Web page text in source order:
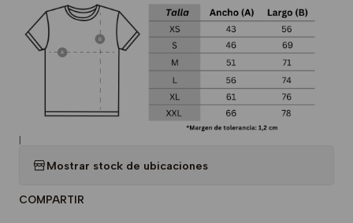
|
Mostrar stock de ubicaciones
COMPARTIR